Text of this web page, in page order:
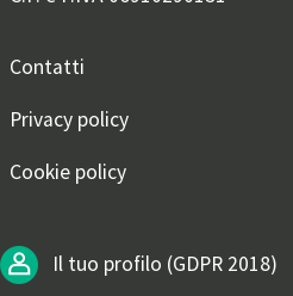
Contatti
Privacy policy
Cookie policy
Il tuo profilo (GDPR 2018)